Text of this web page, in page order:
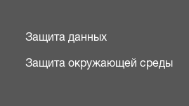
Защита данных
Защита окружающей среды